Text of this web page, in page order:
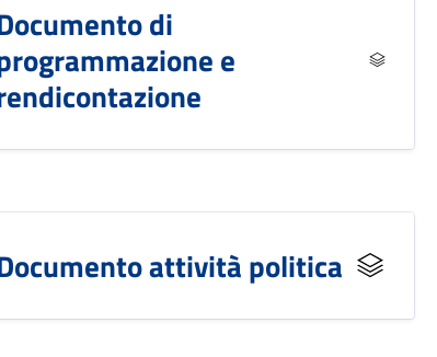
di
e
attività politica